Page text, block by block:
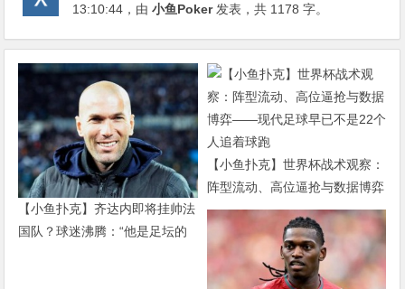
13:10:44 ，由小鱼Poker发表，共 1178 字。
【小鱼扑克】齐达内即将挂帅法
国队？球迷沸腾：“他是足坛的
【小鱼扑克】世界杯战术观察：
阵型流动、高位逼抢与数据博弈
——现代足球早已不是22个人追